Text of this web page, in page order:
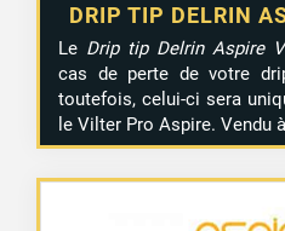
DRIP TIP DELRIN
Le Drip tip Delrin Aspire
cas de perte de votre
toutefois, celui-ci sera
le Vilter Pro Aspire. Vendu